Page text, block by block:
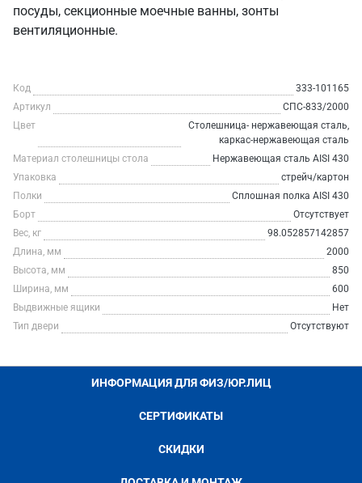
посуды, секционные моечные ванны, зонты
вентиляционные.
Код
333-101165
Артикул
СПС-833/2000
Цвет
Столешница- нержавеющая сталь,
каркас-нержавеющая сталь
Материал столешницы стола
Нержавеющая сталь AISI 430
Упаковка
стрейч/картон
Полки
Сплошная полка AISI 430
Борт
Отсутствует
Вес, кг
98.052857142857
Длина, мм
2000
Высота, мм
850
Ширина, мм
600
Выдвижные ящики
Нет
Тип двери
Отсутствуют
ИНФОРМАЦИЯ ДЛЯ ФИЗ/ЮР.ЛИЦ
СЕРТИФИКАТЫ
СКИДКИ